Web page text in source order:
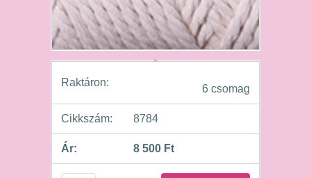
Raktáron:
6 csomag
Cikkszám: 8784
Ár: 8 500 Ft